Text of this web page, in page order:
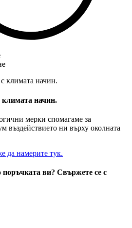
климата начин.
мерки спомагаме за
въздействието ни върху околната
да намерите тук.
ви? Свържете се с